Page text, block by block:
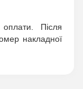
Після
накладної